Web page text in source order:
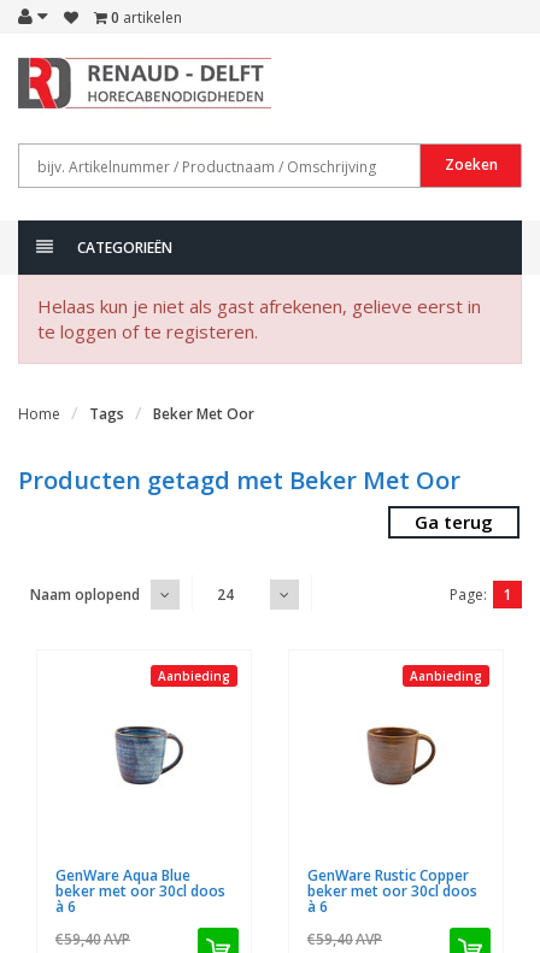
0 artikelen
Zoeken
CATEGORIEËN
Helaas kun je niet als gast afrekenen, gelieve eerst in
te loggen of te registeren.
Home Tags Beker Met Oor
Producten getagd met Beker Met Oor
Ga terug
Naam oplopend 24 Page: 1
Aanbieding
GenWare Aqua Blue
beker met oor 30cl doos
à 6
€59,40AVP
Aanbieding
GenWare Rustic Copper
beker met oor 30cl doos
à 6
€59,40AVP